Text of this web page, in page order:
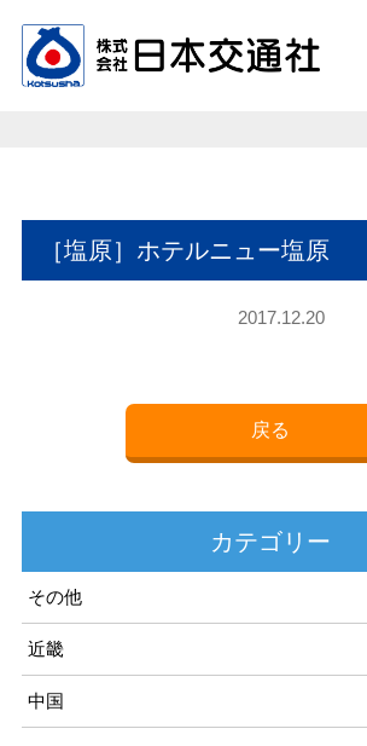
［塩原］ホテルニュー塩原
2017.12.20
戻る
カテゴリー
その他
近畿
中国